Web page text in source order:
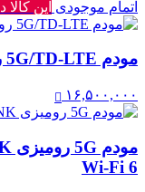
اتمام موجودی این
مودم 5G/TD-LTE رومیزی DU مدل ZLT X28 PRO
۱۶,۵۰۰,۰۰۰
Wi-Fi 6